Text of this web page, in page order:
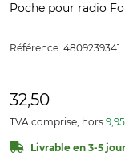
Poche pour radio
Référence: 4809239341
32,50
TVA comprise, hors
Livrable en 3-5